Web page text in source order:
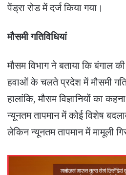
पेंड्रा रोड में दर्ज किया गया।
मौसमी गतिविधियां
मौसम विभाग ने बताया कि बंगाल
हवाओं के चलते प्रदेश में मौसमी
हालांकि, मौसम विज्ञानियों का
न्यूनतम तापमान में कोई विशेष
लेकिन न्यूनतम तापमान में मामूली